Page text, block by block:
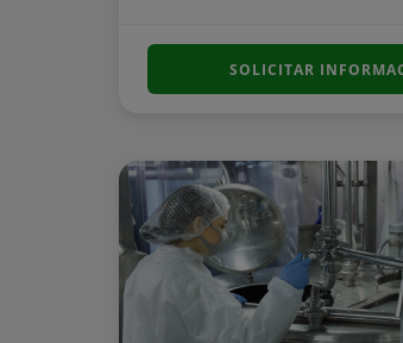
SOLICITAR